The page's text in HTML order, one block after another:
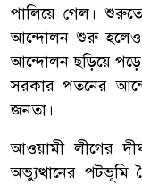
পালিয়ে গেল।
আন্দোলন শুরু হলেও
আন্দোলন ছড়িয়ে
সরকার পতনের
জনতা।
আওয়ামী লীগের
অভ্যুত্থানের